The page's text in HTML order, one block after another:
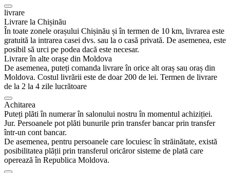
livrare
Livrare la Chișinău
În toate zonele orașului Chișinău și în termen de 10 km, livrarea este
gratuită la intrarea casei dvs. sau la o casă privată. De asemenea, este
posibil să urci pe podea dacă este necesar.
Livrare în alte orașe din Moldova
De asemenea, puteți comanda livrare în orice alt oraș sau oraș din
Moldova. Costul livrării este de doar 200 de lei. Termen de livrare
de la 2 la 4 zile lucrătoare
Achitarea
Puteți plăti în numerar în salonului nostru în momentul achiziției.
Jur. Persoanele pot plăti bunurile prin transfer bancar prin transfer
într-un cont bancar.
De asemenea, pentru persoanele care locuiesc în străinătate, există
posibilitatea plății prin transferul oricăror sisteme de plată care
operează în Republica Moldova.